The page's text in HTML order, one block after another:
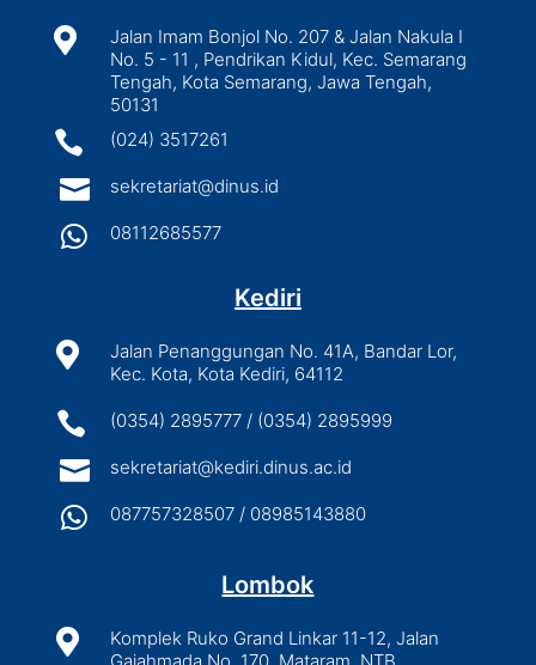

Jalan Imam Bonjol No. 207 & Jalan Nakula I
No. 5 - 11 , Pendrikan Kidul, Kec. Semarang
Tengah, Kota Semarang, Jawa Tengah,
50131
 (024) 3517261
 sekretariat@dinus.id
 08112685577
Kediri

Jalan Penanggungan No. 41A, Bandar Lor,
Kec. Kota, Kota Kediri, 64112
 (0354) 2895777 / (0354) 2895999
 sekretariat@kediri.dinus.ac.id
 087757328507 / 08985143880
Lombok

Komplek Ruko Grand Linkar 11-12, Jalan